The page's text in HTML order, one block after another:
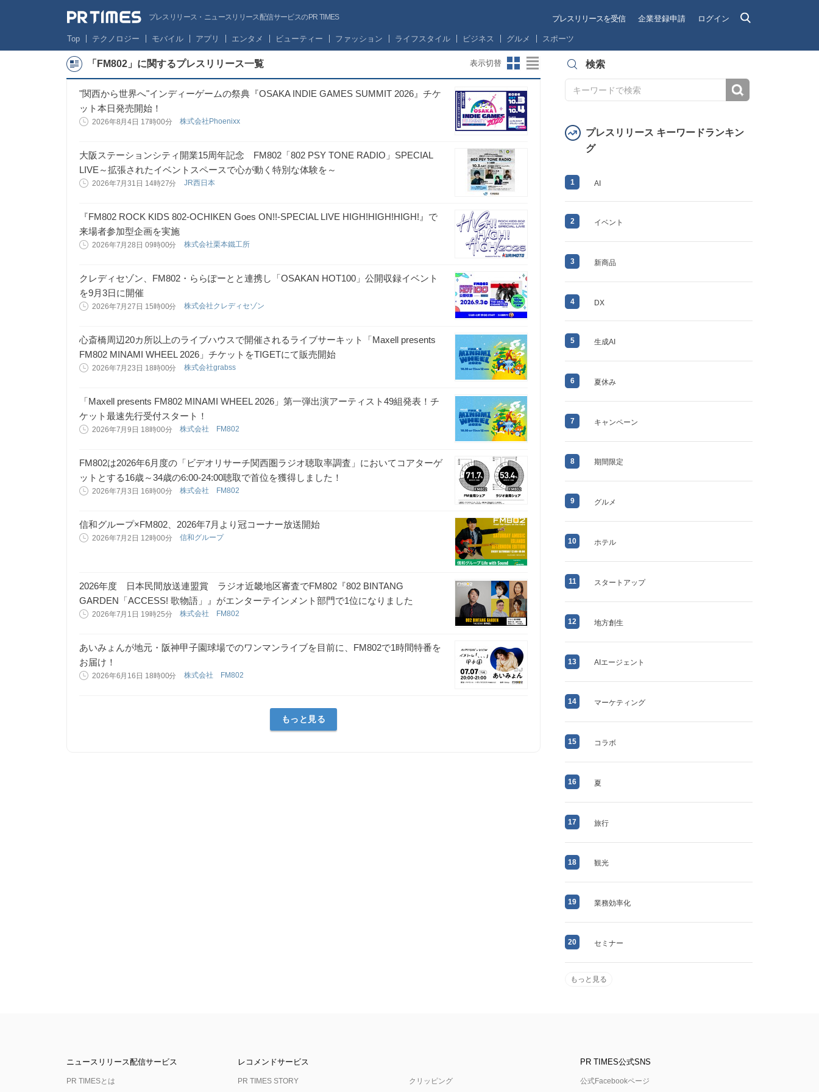
プレスリリース・ニュースリリース配信サービスのPR TIMES プレスリリースを受信 企業登録申請 ログイン
Top テクノロジー モバイル アプリ エンタメ ビューティー ファッション ライフスタイル ビジネス グルメ スポーツ
「FM802」に関するプレスリリース一覧 表示切替
"関西から世界へ"インディーゲームの祭典『OSAKA INDIE GAMES SUMMIT 2026』チケ
ット本日発売開始！
2026年8月4日 17時00分 株式会社Phoenixx
大阪ステーションシティ開業15周年記念 FM802「802 PSY TONE RADIO」SPECIAL
LIVE～拡張されたイベントスペースで心が動く特別な体験を～
2026年7月31日 14時27分 JR西日本
『FM802 ROCK KIDS 802-OCHIKEN Goes ON!!-SPECIAL LIVE HIGH!HIGH!HIGH!』で
来場者参加型企画を実施
2026年7月28日 09時00分 株式会社栗本鐵工所
クレディセゾン、FM802・ららぽーとと連携し「OSAKAN HOT100」公開収録イベント
を9月3日に開催
2026年7月27日 15時00分 株式会社クレディセゾン
心斎橋周辺20カ所以上のライブハウスで開催されるライブサーキット「Maxell presents
FM802 MINAMI WHEEL 2026」チケットをTIGETにて販売開始
2026年7月23日 18時00分 株式会社grabss
「Maxell presents FM802 MINAMI WHEEL 2026」第一弾出演アーティスト49組発表！チ
ケット最速先行受付スタート！
2026年7月9日 18時00分 株式会社 FM802
FM802は2026年6月度の「ビデオリサーチ関西圏ラジオ聴取率調査」においてコアターゲ
ットとする16歳～34歳の6:00-24:00聴取で首位を獲得しました！
2026年7月3日 16時00分 株式会社 FM802
信和グループ×FM802、2026年7月より冠コーナー放送開始
2026年7月2日 12時00分 信和グループ
2026年度 日本民間放送連盟賞 ラジオ近畿地区審査でFM802『802 BINTANG
GARDEN「ACCESS! 歌物語」』がエンターテインメント部門で1位になりました
2026年7月1日 19時25分 株式会社 FM802
あいみょんが地元・阪神甲子園球場でのワンマンライブを目前に、FM802で1時間特番を
お届け！
2026年6月16日 18時00分 株式会社 FM802
もっと見る
検索
プレスリリース キーワードランキン
グ
1 AI
2 イベント
3 新商品
4 DX
5 生成AI
6 夏休み
7 キャンペーン
8 期間限定
9 グルメ
10 ホテル
11 スタートアップ
12 地方創生
13 AIエージェント
14 マーケティング
15 コラボ
16 夏
17 旅行
18 観光
19 業務効率化
20 セミナー
もっと見る
ニュースリリース配信サービス
PR TIMESとは
レコメンドサービス
PR TIMES STORY クリッピング
PR TIMES公式SNS
公式Facebookページ